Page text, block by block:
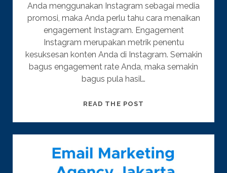
Anda menggunakan Instagram sebagai media
promosi, maka Anda perlu tahu cara menaikan
engagement Instagram. Engagement
Instagram merupakan metrik penentu
kesuksesan konten Anda di Instagram. Semakin
bagus engagement rate Anda, maka semakin
bagus pula hasil…
READ THE POST
INSTAGRAM